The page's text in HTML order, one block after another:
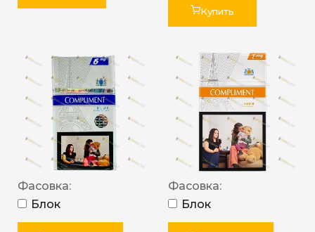
Купить
Фасовка:
Блок
Фасовка:
Блок